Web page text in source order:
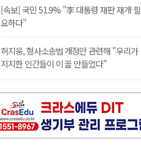
[속보] 국민 51.9% "李 대통령 재판 재개 필
요하다"
허지웅, 형사소송법 개정안 관련해 "우리가
지지한 인간들이 이 꼴 만들었다"